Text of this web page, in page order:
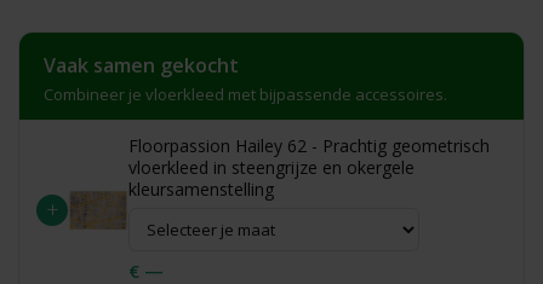
Vaak samen gekocht
Combineer je vloerkleed met bijpassende accessoires.
+
Floorpassion Hailey 62 - Prachtig geometrisch
vloerkleed in steengrijze en okergele
kleursamenstelling
€ —